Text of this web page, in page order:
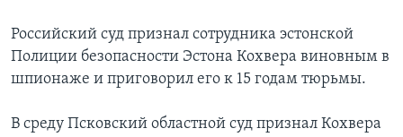
Российский суд признал сотрудника эстонской
Полиции безопасности Эстона Кохвера виновным в
шпионаже и приговорил его к 15 годам тюрьмы.
В среду Псковский областной суд признал Кохвера